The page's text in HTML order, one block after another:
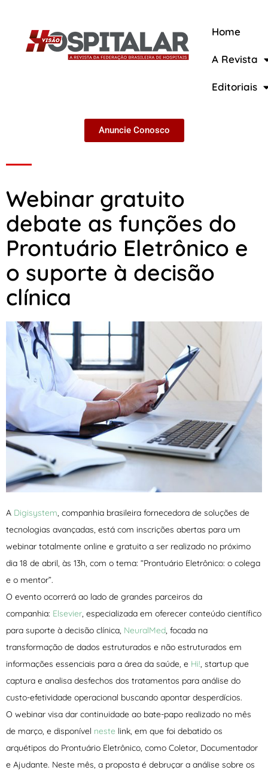
Home
A Revista
Editoriais
Anuncie Conosco
Webinar gratuito
debate as funções do
Prontuário Eletrônico e
o suporte à decisão
clínica
A Digisystem, companhia brasileira fornecedora de soluções de
tecnologias avançadas, está com inscrições abertas para um
webinar totalmente online e gratuito a ser realizado no próximo
dia 18 de abril, às 13h, com o tema: “Prontuário Eletrônico: o colega
e o mentor”.
O evento ocorrerá ao lado de grandes parceiros da
companhia: Elsevier, especializada em oferecer conteúdo científico
para suporte à decisão clínica, NeuralMed, focada na
transformação de dados estruturados e não estruturados em
informações essenciais para a área da saúde, e Hi!, startup que
captura e analisa desfechos dos tratamentos para análise do
custo-efetividade operacional buscando apontar desperdícios.
O webinar visa dar continuidade ao bate-papo realizado no mês
de março, e disponível neste link, em que foi debatido os
arquétipos do Prontuário Eletrônico, como Coletor, Documentador
e Ajudante. Neste mês, a proposta é debruçar a análise sobre os